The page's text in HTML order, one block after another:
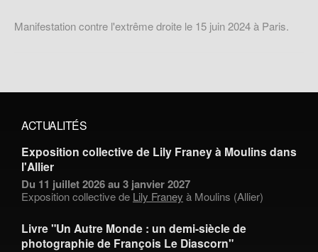
Manifestation contre l'extrême droite le 15 juin 2024 à Paris.
ACTUALITÉS
Exposition collective de Lily Franey à Moulins dans
l'Allier
Du 11 juillet 2026 au 3 janvier 2027
Exposition collective de Lily Franey à Moulins (Allier)
Livre "Un Autre Monde : un demi-siècle de
photographie de François Le Diascorn"